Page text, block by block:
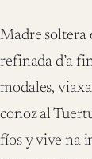
Madre soltera
refinada d’a
modales,
conoz al
fíos y vive na